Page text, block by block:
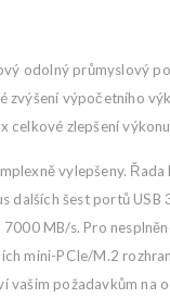
odolný průmyslový
zvýšení výpočetního
celkové zlepšení
vylepšeny.
dalších šest portů
7000 MB/s. Pro
mini-PCIe/M.2
vašim požadavkům na